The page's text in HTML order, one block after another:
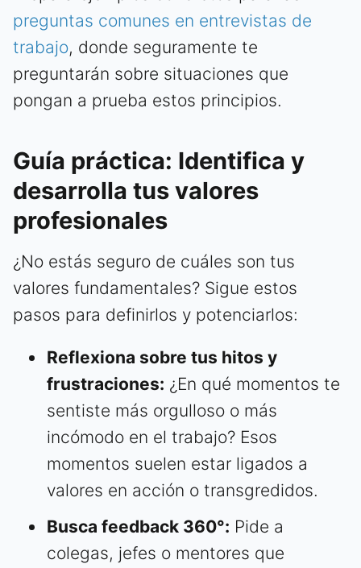
preguntas comunes en entrevistas de
trabajo, donde seguramente te
preguntarán sobre situaciones que
pongan a prueba estos principios.
Guía práctica: Identifica y
desarrolla tus valores
profesionales
¿No estás seguro de cuáles son tus
valores fundamentales? Sigue estos
pasos para definirlos y potenciarlos:
Reflexiona sobre tus hitos y
frustraciones: ¿En qué momentos te
sentiste más orgulloso o más
incómodo en el trabajo? Esos
momentos suelen estar ligados a
valores en acción o transgredidos.
Busca feedback 360°: Pide a
colegas, jefes o mentores que